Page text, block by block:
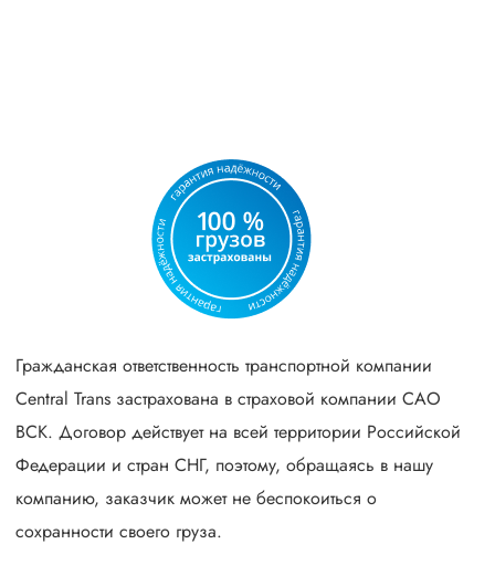
Гражданская ответственность транспортной компании
Central Trans застрахована в страховой компании САО
ВСК. Договор действует на всей территории Российской
Федерации и стран СНГ, поэтому, обращаясь в нашу
компанию, заказчик может не беспокоиться о
сохранности своего груза.